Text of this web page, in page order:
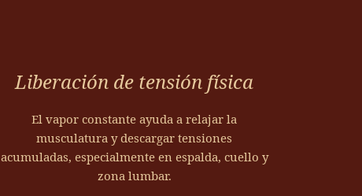
Liberación de tensión física
El vapor constante ayuda a relajar la
musculatura y descargar tensiones
acumuladas, especialmente en espalda, cuello y
zona lumbar.